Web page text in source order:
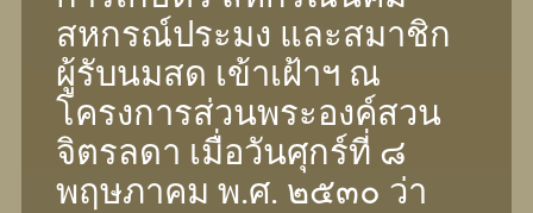
สหกรณ์ประมง และสมาชิก
ผู้รับนมสด เข้าเฝ้าฯ ณ
โครงการส่วนพระองค์สวน
จิตรลดา เมื่อวันศุกร์ที่ ๘
พฤษภาคม พ.ศ. ๒๕๓๐ ว่า